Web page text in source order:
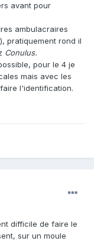
avant pour
ambulacraires
pratiquement rond il
Conulus.
pour le 4 je
mais avec les
l'identification.
difficile de faire le
sur un moule